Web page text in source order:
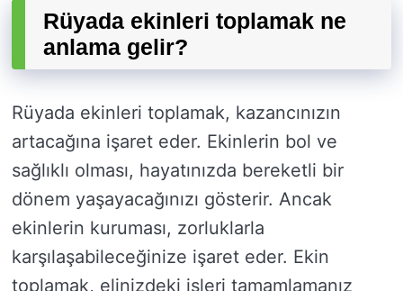
Rüyada ekinleri toplamak ne
anlama gelir?
Rüyada ekinleri toplamak, kazancınızın
artacağına işaret eder. Ekinlerin bol ve
sağlıklı olması, hayatınızda bereketli bir
dönem yaşayacağınızı gösterir. Ancak
ekinlerin kuruması, zorluklarla
karşılaşabileceğinize işaret eder. Ekin
toplamak, elinizdeki işleri tamamlamanız